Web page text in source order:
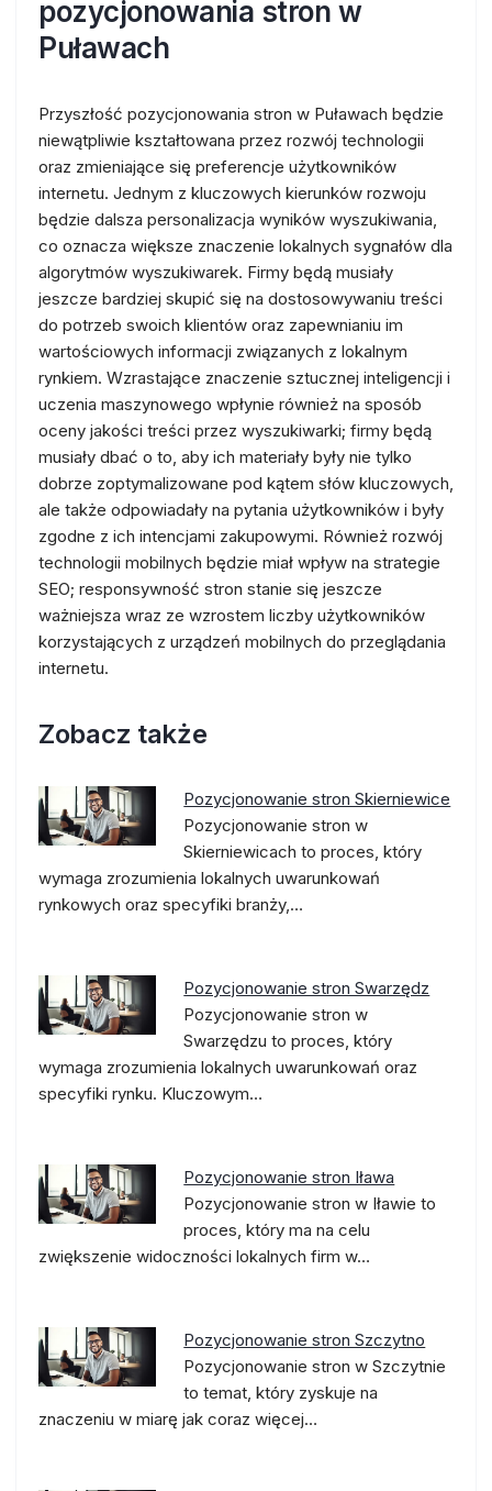
pozycjonowania stron w
Puławach
Przyszłość pozycjonowania stron w Puławach będzie
niewątpliwie kształtowana przez rozwój technologii
oraz zmieniające się preferencje użytkowników
internetu. Jednym z kluczowych kierunków rozwoju
będzie dalsza personalizacja wyników wyszukiwania,
co oznacza większe znaczenie lokalnych sygnałów dla
algorytmów wyszukiwarek. Firmy będą musiały
jeszcze bardziej skupić się na dostosowywaniu treści
do potrzeb swoich klientów oraz zapewnianiu im
wartościowych informacji związanych z lokalnym
rynkiem. Wzrastające znaczenie sztucznej inteligencji i
uczenia maszynowego wpłynie również na sposób
oceny jakości treści przez wyszukiwarki; firmy będą
musiały dbać o to, aby ich materiały były nie tylko
dobrze zoptymalizowane pod kątem słów kluczowych,
ale także odpowiadały na pytania użytkowników i były
zgodne z ich intencjami zakupowymi. Również rozwój
technologii mobilnych będzie miał wpływ na strategie
SEO; responsywność stron stanie się jeszcze
ważniejsza wraz ze wzrostem liczby użytkowników
korzystających z urządzeń mobilnych do przeglądania
internetu.
Zobacz także
Pozycjonowanie stron Skierniewice
Pozycjonowanie stron w
Skierniewicach to proces, który
wymaga zrozumienia lokalnych uwarunkowań
rynkowych oraz specyfiki branży,…
Pozycjonowanie stron Swarzędz
Pozycjonowanie stron w
Swarzędzu to proces, który
wymaga zrozumienia lokalnych uwarunkowań oraz
specyfiki rynku. Kluczowym…
Pozycjonowanie stron Iława
Pozycjonowanie stron w Iławie to
proces, który ma na celu
zwiększenie widoczności lokalnych firm w…
Pozycjonowanie stron Szczytno
Pozycjonowanie stron w Szczytnie
to temat, który zyskuje na
znaczeniu w miarę jak coraz więcej…